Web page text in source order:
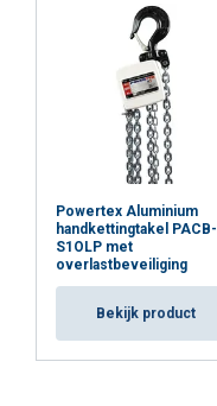
Powertex Aluminium
handkettingtakel PACB-
S1OLP met
overlastbeveiliging
Bekijk product